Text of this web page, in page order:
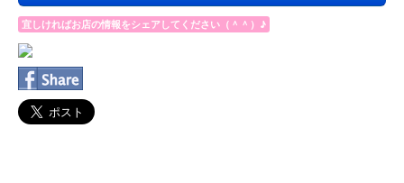
宜しければお店の情報をシェアしてください（＾＾）♪